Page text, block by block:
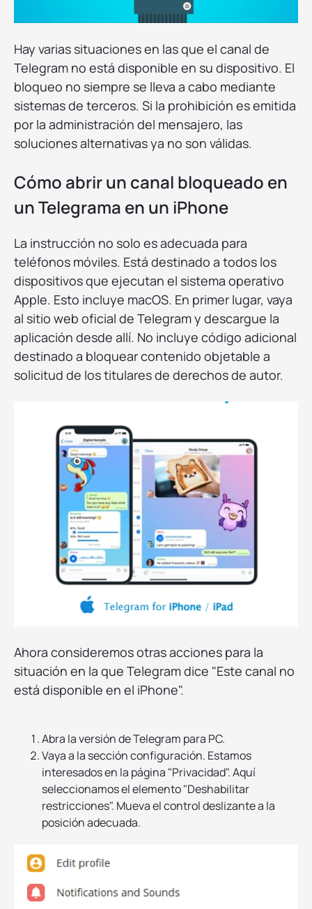
Hay varias situaciones en las que el canal de
Telegram no está disponible en su dispositivo. El
bloqueo no siempre se lleva a cabo mediante
sistemas de terceros. Si la prohibición es emitida
por la administración del mensajero, las
soluciones alternativas ya no son válidas.
Cómo abrir un canal bloqueado en
un Telegrama en un iPhone
La instrucción no solo es adecuada para
teléfonos móviles. Está destinado a todos los
dispositivos que ejecutan el sistema operativo
Apple. Esto incluye macOS. En primer lugar, vaya
al sitio web oficial de Telegram y descargue la
aplicación desde allí. No incluye código adicional
destinado a bloquear contenido objetable a
solicitud de los titulares de derechos de autor.
Ahora consideremos otras acciones para la
situación en la que Telegram dice "Este canal no
está disponible en el iPhone".
Abra la versión de Telegram para PC.
Vaya a la sección configuración. Estamos
interesados en la página "Privacidad". Aquí
seleccionamos el elemento "Deshabilitar
restricciones". Mueva el control deslizante a la
posición adecuada.